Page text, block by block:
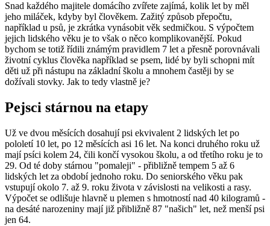
Snad každého majitele domácího zvířete zajímá, kolik let by měl
jeho miláček, kdyby byl člověkem. Zažitý způsob přepočtu,
například u psů, je zkrátka vynásobit věk sedmičkou. S výpočtem
jejich lidského věku je to však o něco komplikovanější. Pokud
bychom se totiž řídili známým pravidlem 7 let a přesně porovnávali
životní cyklus člověka například se psem, lidé by byli schopni mít
děti už při nástupu na základní školu a mnohem častěji by se
dožívali stovky. Jak to tedy vlastně je?
Pejsci stárnou na etapy
Už ve dvou měsících dosahují psi ekvivalent 2 lidských let po
pololetí 10 let, po 12 měsících asi 16 let. Na konci druhého roku už
mají psíci kolem 24, čili končí vysokou školu, a od třetího roku je to
29. Od té doby stárnou "pomaleji" - přibližně tempem 5 až 6
lidských let za období jednoho roku. Do seniorského věku pak
vstupují okolo 7. až 9. roku života v závislosti na velikosti a rasy.
Výpočet se odlišuje hlavně u plemen s hmotností nad 40 kilogramů -
na desáté narozeniny mají již přibližně 87 "našich" let, než menší psi
jen 64.